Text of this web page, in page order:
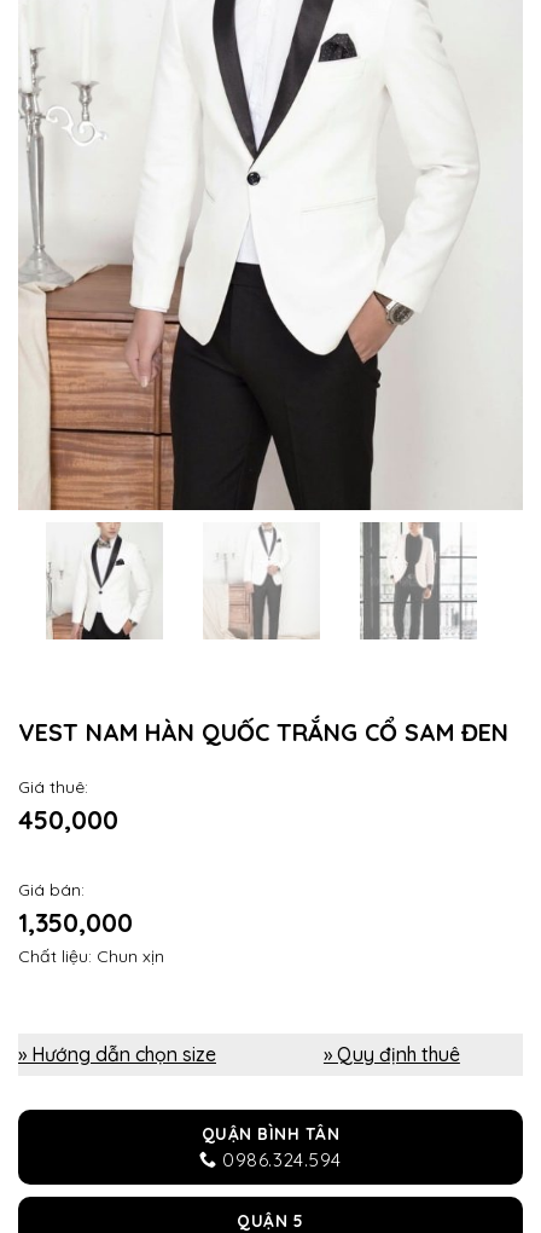
VEST NAM HÀN QUỐC TRẮNG CỔ SAM ĐEN
Giá thuê:
450,000
Giá bán:
1,350,000
Chất liệu: Chun xịn
» Hướng dẫn chọn size » Quy định thuê
QUẬN BÌNH TÂN
0986.324.594
QUẬN 5